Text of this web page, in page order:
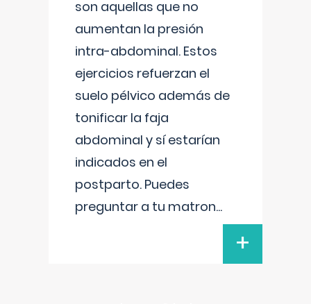
son aquellas que no
aumentan la presión
intra-abdominal. Estos
ejercicios refuerzan el
suelo pélvico además de
tonificar la faja
abdominal y sí estarían
indicados en el
postparto. Puedes
preguntar a tu matron...
+